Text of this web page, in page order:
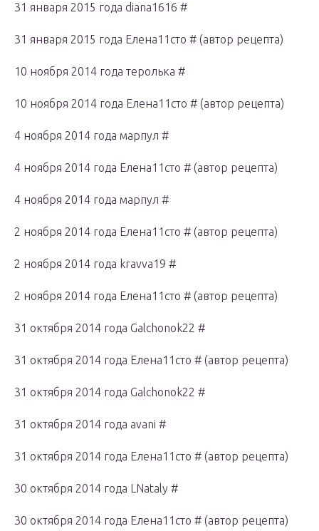
31 января 2015 года diana1616 #
31 января 2015 года Елена11сто # (автор рецепта)
10 ноября 2014 года теролька #
10 ноября 2014 года Елена11сто # (автор рецепта)
4 ноября 2014 года марпул #
4 ноября 2014 года Елена11сто # (автор рецепта)
4 ноября 2014 года марпул #
2 ноября 2014 года Елена11сто # (автор рецепта)
2 ноября 2014 года kravva19 #
2 ноября 2014 года Елена11сто # (автор рецепта)
31 октября 2014 года Galchonok22 #
31 октября 2014 года Елена11сто # (автор рецепта)
31 октября 2014 года Galchonok22 #
31 октября 2014 года avani #
31 октября 2014 года Елена11сто # (автор рецепта)
30 октября 2014 года LNataly #
30 октября 2014 года Елена11сто # (автор рецепта)